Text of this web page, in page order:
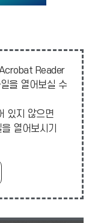
Reader
을 열어보실 수
있지 않으면
열어보시기